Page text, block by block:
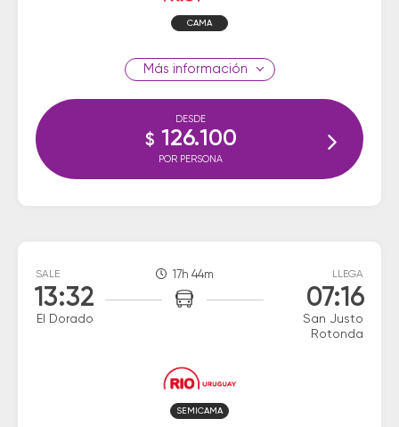
CAMA
información
DESDE
$ 126.100
POR PERSONA
SALE
13:32
El Dorado
17h 44m LLEGA
07:16
San Justo
Rotonda
SEMICAMA